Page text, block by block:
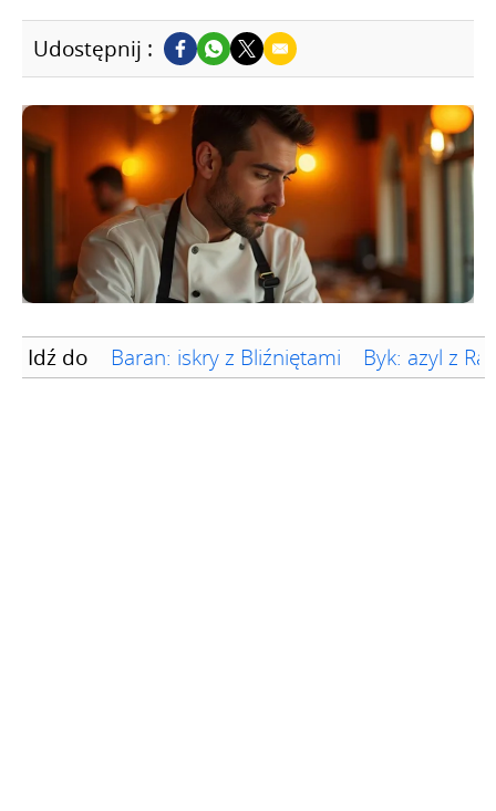
Udostępnij :
Idź do Baran: iskry z Bliźniętami Byk: azyl z